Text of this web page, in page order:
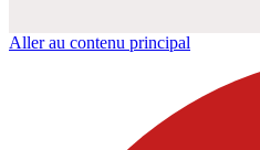
Aller au contenu principal